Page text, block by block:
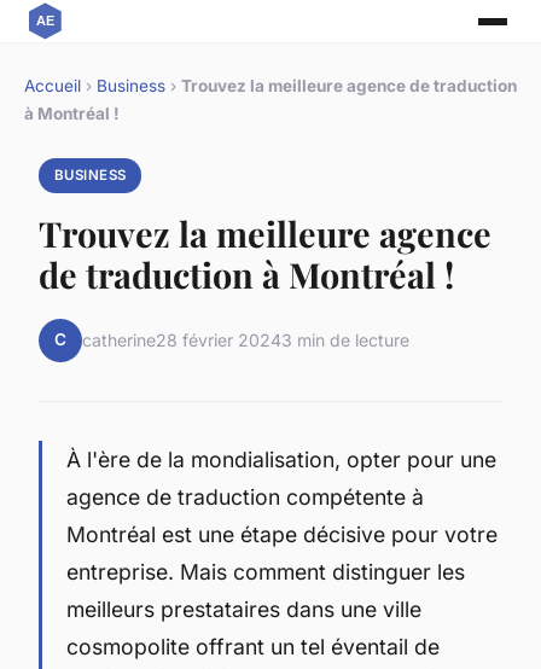
Accueil › Business › Trouvez la meilleure agence de traduction
à Montréal !
BUSINESS
Trouvez la meilleure agence
de traduction à Montréal !
C catherine28 février 20243 min de lecture
À l'ère de la mondialisation, opter pour une
agence de traduction compétente à
Montréal est une étape décisive pour votre
entreprise. Mais comment distinguer les
meilleurs prestataires dans une ville
cosmopolite offrant un tel éventail de